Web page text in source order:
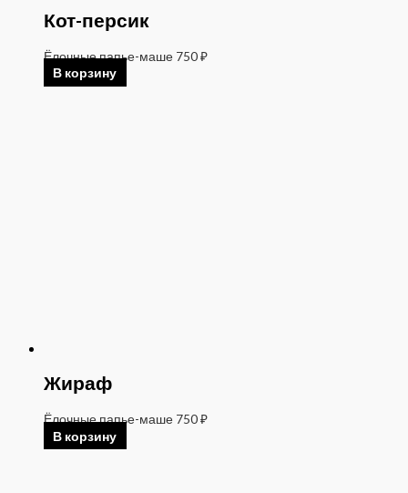
Кот-персик
Ёлочные папье-маше 750₽
В корзину
Жираф
Ёлочные папье-маше 750₽
В корзину